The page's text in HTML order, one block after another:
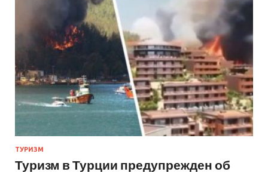
ТУРИЗМ
Туризм в Турции предупрежден об